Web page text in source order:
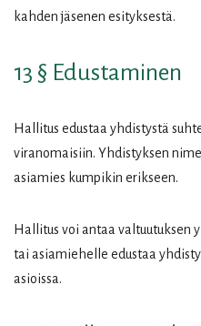
kahden jäsenen esityksestä.
13 § Edustaminen
Hallitus edustaa yhdistystä
viranomaisiin. Yhdistyksen
asiamies kumpikin erikseen.
Hallitus voi antaa valtuutuksen
tai asiamiehelle edustaa
asioissa.